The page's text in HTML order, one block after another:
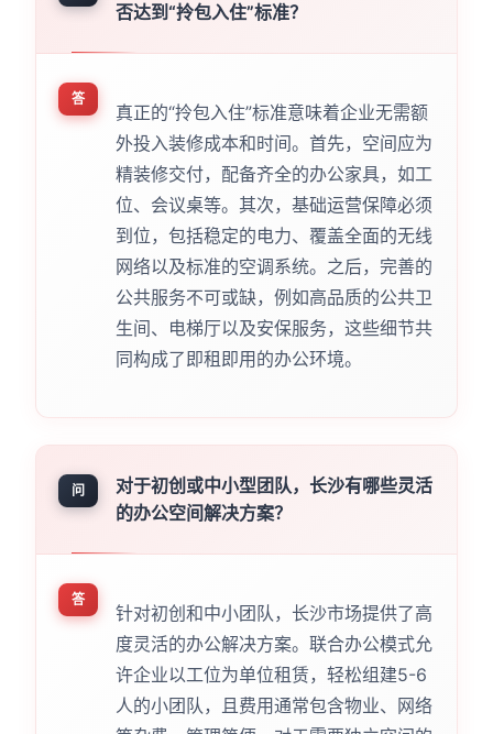
否达到“拎包入住”标准？
答
真正的“拎包入住”标准意味着企业无需额
外投入装修成本和时间。首先，空间应为
精装修交付，配备齐全的办公家具，如工
位、会议桌等。其次，基础运营保障必须
到位，包括稳定的电力、覆盖全面的无线
网络以及标准的空调系统。之后，完善的
公共服务不可或缺，例如高品质的公共卫
生间、电梯厅以及安保服务，这些细节共
同构成了即租即用的办公环境。
问
对于初创或中小型团队，长沙有哪些灵活
的办公空间解决方案？
答
针对初创和中小团队，长沙市场提供了高
度灵活的办公解决方案。联合办公模式允
许企业以工位为单位租赁，轻松组建5-6
人的小团队，且费用通常包含物业、网络